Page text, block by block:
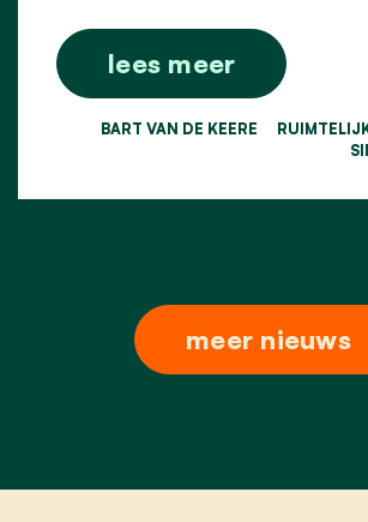
lees meer
BART VAN DE KEERE
meer nieuws